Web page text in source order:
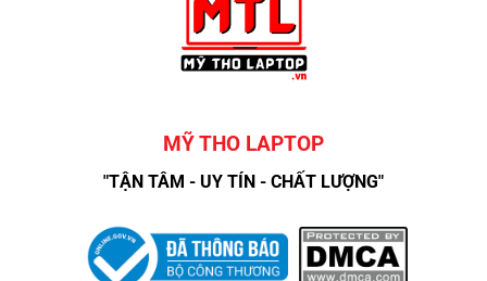
MỸ THO LAPTOP
"TẬN TÂM - UY TÍN - CHẤT LƯỢNG"